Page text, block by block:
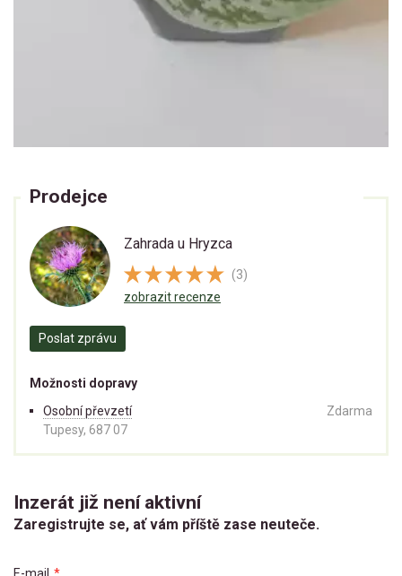
Prodejce
Zahrada u Hryzca
(3)
zobrazit recenze
Poslat zprávu
Možnosti dopravy
Osobní převzetí
Tupesy, 687 07
Zdarma
Inzerát již není aktivní
Zaregistrujte se, ať vám příště zase neuteče.